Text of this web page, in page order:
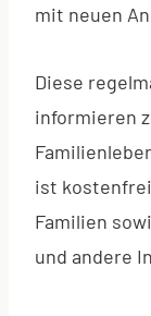
mit neuen
Diese
informieren
ist
Familien
und andere